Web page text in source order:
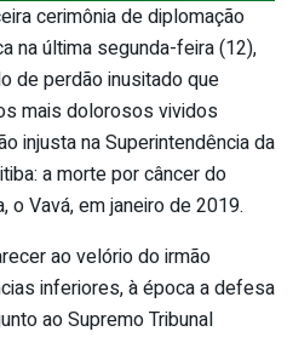
cerimônia de diplomação
na última segunda-feira (12),
de perdão inusitado que
mais dolorosos vividos
injusta na Superintendência da
a morte por câncer do
o Vavá, em janeiro de 2019.
ao velório do irmão
inferiores, à época a defesa
ao Supremo Tribunal